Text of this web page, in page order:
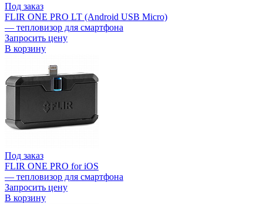
Под заказ
FLIR ONE PRO LT (Android USB Micro)
— тепловизор для смартфона
Запросить цену
В корзину
Под заказ
FLIR ONE PRO for iOS
— тепловизор для смартфона
Запросить цену
В корзину